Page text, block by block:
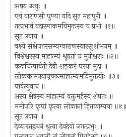
ऋषय ऊचुः ॥
एवं वाराणसी पुण्या यदि सूत महापुरी ॥
तत्प्रभावं वदास्माकमविमुक्तस्य च प्रभो ॥१॥
सूत उवाच ॥
वक्ष्ये संक्षेपतस्सम्यग्वाराणस्यास्सुशोभनम् ॥
विश्वेश्वरस्य माहात्म्यं श्रूयतां च मुनीश्वराः ॥२॥
कदाचित्पार्वती देवी शङ्करं परया मुदा ॥
लोककामनयापृच्छन्माहात्म्यमविमुक्तयोः ॥३॥
पार्वत्युवाच ॥
अस्य क्षेत्रस्य माहात्म्यं वक्तुमर्हस्य शेषतः ॥
ममोपरि कृपां कृत्वा लोकानां हितकाम्यया ॥४॥
सूत उवाच ॥
देव्यास्तद्वचनं श्रुत्वा देवदेवो जगत्प्रभुः ॥